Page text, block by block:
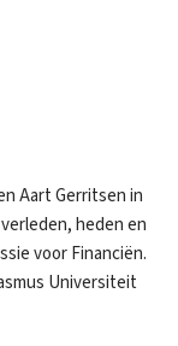
Aart Gerritsen in
heden en
voor Financiën.
Universiteit